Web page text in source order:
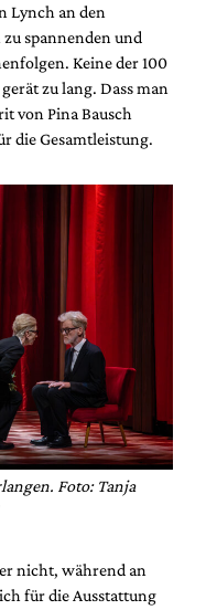
Lynch an den
spannenden und
Keine der 100
zu lang. Dass man
von Pina Bausch
die Gesamtleistung.
Foto: Tanja
nicht, während an
für die Ausstattung